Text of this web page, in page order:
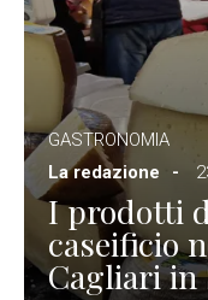
GASTRONOMIA
La redazione
I prodotti
caseificio
Cagliari in